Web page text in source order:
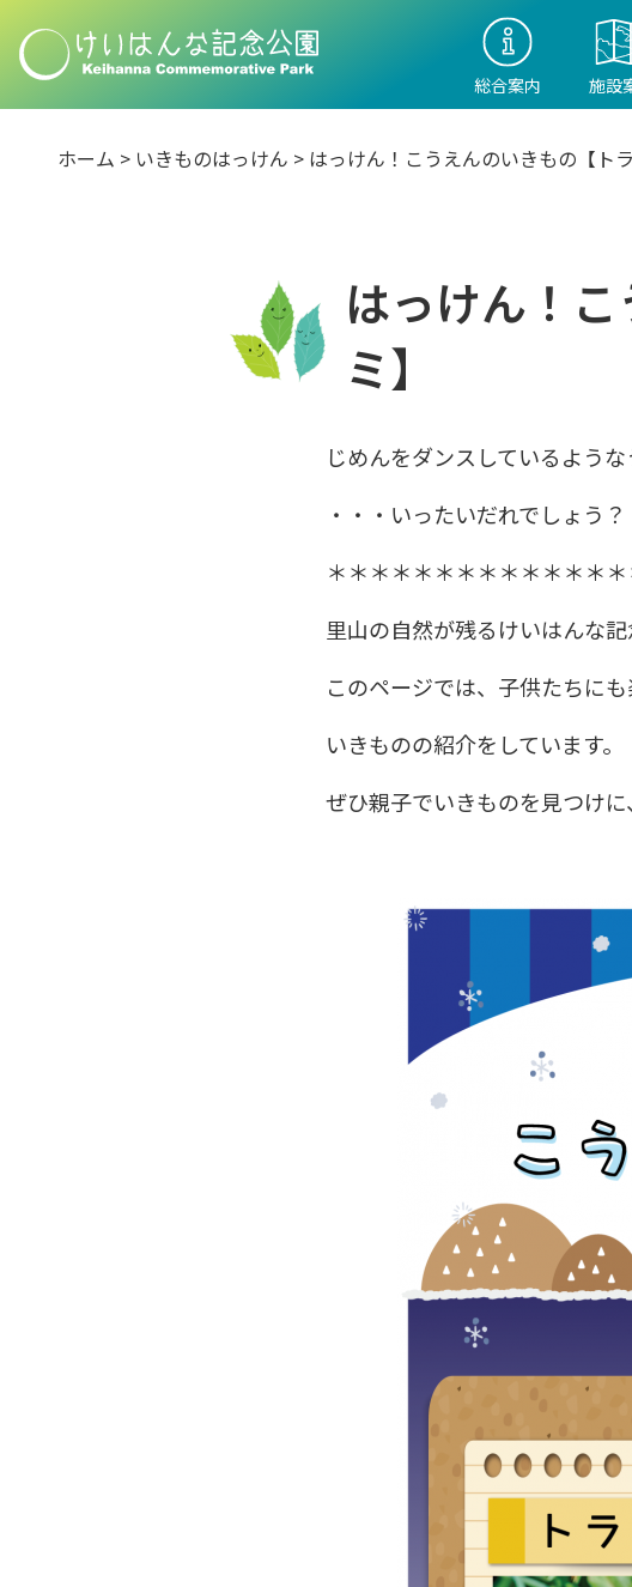
総合案内 施設
ホーム > いきものはっけん > はっけん！こうえんのいきもの【トラ
はっけん！
ミ】
じめんをダンスしているよう
・・・いったいだれでしょう？
＊＊＊＊＊＊＊＊＊＊＊＊＊
里山の自然が残るけいはんな
このページでは、子供たちに
いきものの紹介をしています。
ぜひ親子でいきものを見つけ